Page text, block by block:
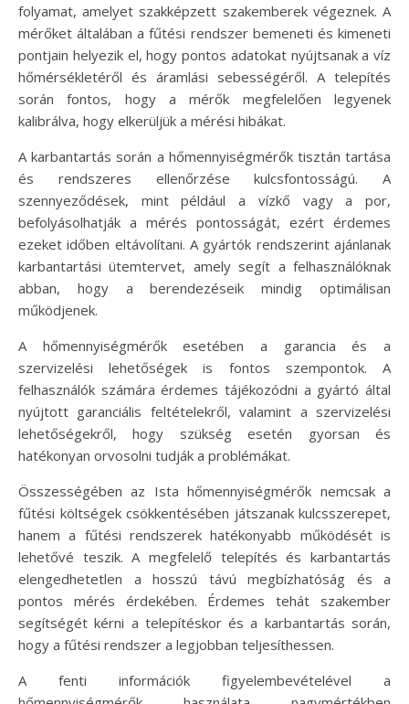
folyamat, amelyet szakképzett szakemberek végeznek. A
mérőket általában a fűtési rendszer bemeneti és kimeneti
pontjain helyezik el, hogy pontos adatokat nyújtsanak a víz
hőmérsékletéről és áramlási sebességéről. A telepítés
során fontos, hogy a mérők megfelelően legyenek
kalibrálva, hogy elkerüljük a mérési hibákat.
A karbantartás során a hőmennyiségmérők tisztán tartása
és rendszeres ellenőrzése kulcsfontosságú. A
szennyeződések, mint például a vízkő vagy a por,
befolyásolhatják a mérés pontosságát, ezért érdemes
ezeket időben eltávolítani. A gyártók rendszerint ajánlanak
karbantartási ütemtervet, amely segít a felhasználóknak
abban, hogy a berendezéseik mindig optimálisan
működjenek.
A hőmennyiségmérők esetében a garancia és a
szervizelési lehetőségek is fontos szempontok. A
felhasználók számára érdemes tájékozódni a gyártó által
nyújtott garanciális feltételekről, valamint a szervizelési
lehetőségekről, hogy szükség esetén gyorsan és
hatékonyan orvosolni tudják a problémákat.
Összességében az Ista hőmennyiségmérők nemcsak a
fűtési költségek csökkentésében játszanak kulcsszerepet,
hanem a fűtési rendszerek hatékonyabb működését is
lehetővé teszik. A megfelelő telepítés és karbantartás
elengedhetetlen a hosszú távú megbízhatóság és a
pontos mérés érdekében. Érdemes tehát szakember
segítségét kérni a telepítéskor és a karbantartás során,
hogy a fűtési rendszer a legjobban teljesíthessen.
A fenti információk figyelembevételével a